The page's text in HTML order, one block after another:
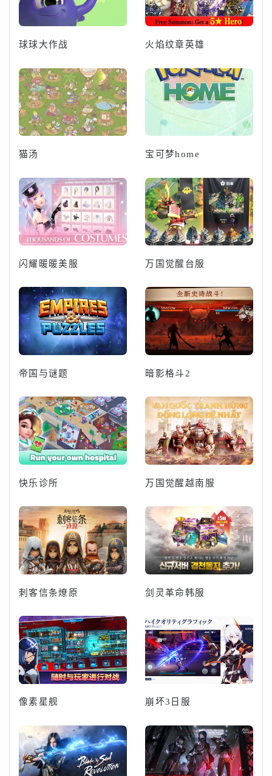
球球大作战 火焰纹章英雄
猫汤 宝可梦home
闪耀暖暖美服 万国觉醒台服
帝国与谜题 暗影格斗2
快乐诊所 万国觉醒越南服
刺客信条燎原 剑灵革命韩服
像素星舰 崩坏3日服